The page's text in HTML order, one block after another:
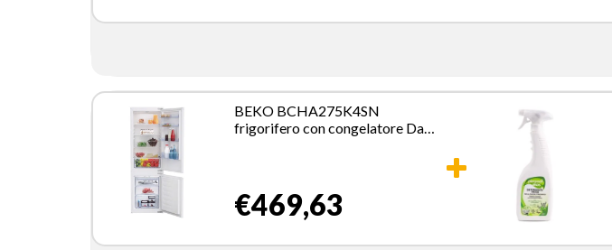
BEKO BCHA275K4SN
frigorifero con congelatore Da
€469,63